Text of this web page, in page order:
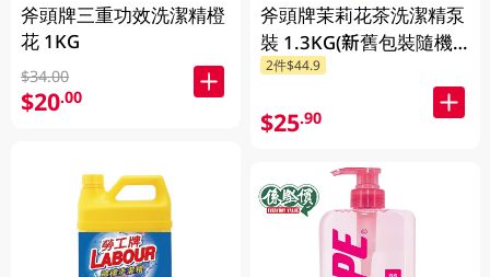
斧頭牌三重功效洗潔精橙
花 1KG
$34.00
$20.00
斧頭牌茉莉花茶洗潔精泵
裝 1.3KG(新舊包裝隨機
發送)
2件$44.9
$25.90